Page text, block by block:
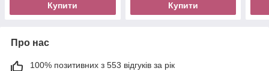
Купити Купити
Про нас
100% позитивних з 553 відгуків за рік